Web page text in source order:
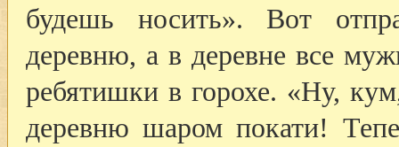
будешь носить». Вот
деревню, а в деревне все
ребятишки в горохе. «Ну,
деревню шаром покати!